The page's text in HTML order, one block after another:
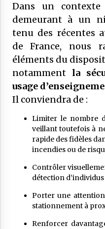
17 février
28
GARDE
FRANCE
9 octobre
sanctions
Dans un contexte
demeurant à un
tenu des récentes
de France, nous
éléments du
notamment la
usage
Il conviendra de :
Limiter le nombre
veillant toutefois à
rapide des fidèles
incendies ou de
Contrôler
détection d’individus
Porter une
stationnement à
Renforcer